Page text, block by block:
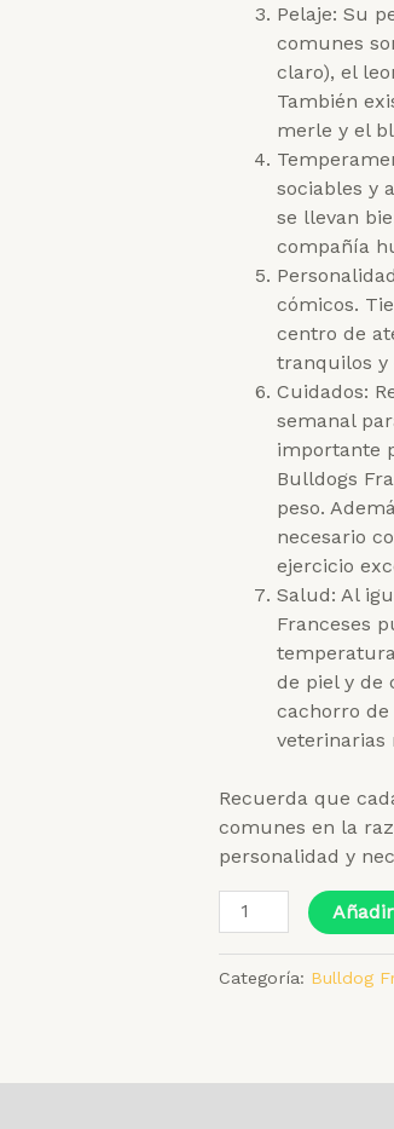
Pelaje: Su
comunes
claro), el
También
merle y el
sociables y
se llevan
compañía
cómicos.
centro de
tranquilos y
Cuidados:
semanal
importante
Bulldogs
peso.
necesario
ejercicio
Salud: Al
Franceses
de piel y de
cachorro
veterinarias
Recuerda que
comunes en la
personalidad y
Categoría: Bulldog